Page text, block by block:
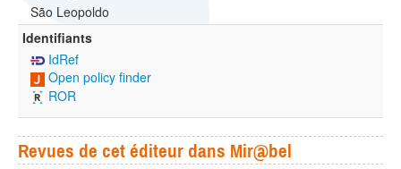
São Leopoldo
Identifiants
IdRef
Open policy finder
ROR
Revues de cet éditeur dans Mir@bel